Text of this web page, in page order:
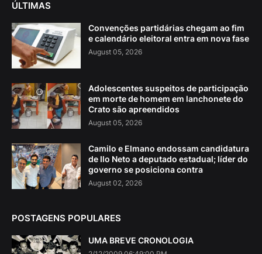
ÚLTIMAS
Convenções partidárias chegam ao fim
e calendário eleitoral entra em nova fase
August 05, 2026
Adolescentes suspeitos de participação
em morte de homem em lanchonete do
Crato são apreendidos
August 05, 2026
Camilo e Elmano endossam candidatura
de Ilo Neto a deputado estadual; líder do
governo se posiciona contra
August 02, 2026
POSTAGENS POPULARES
UMA BREVE CRONOLOGIA